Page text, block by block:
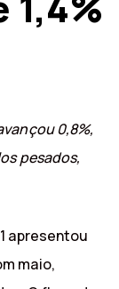
0,8%,
pesados,
apresentou
maio,